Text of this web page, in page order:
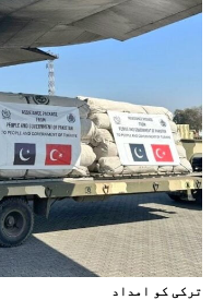
ترکی کو امداد